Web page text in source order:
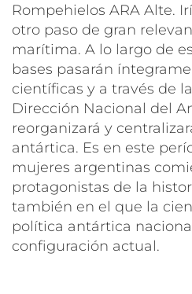
Rompehielos ARA Alte.
otro paso de gran
marítima. A lo largo de
bases pasarán
científicas y a través de
Dirección Nacional del
reorganizará y
antártica. Es en este
mujeres argentinas
protagonistas de la
también en el que la
política antártica
configuración actual.